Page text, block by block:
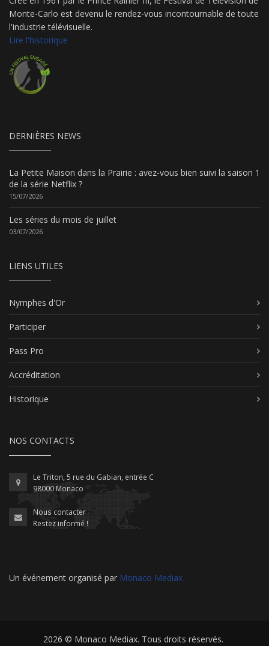
Monte-Carlo est devenu le rendez-vous incontournable de toute
l'industrie télévisuelle.
Lire l'historique
DERNIÈRES NEWS
La Petite Maison dans la Prairie : avez-vous bien suivi la saison 1
de la série Netflix ?
15/07/2026
Les séries du mois de juillet
03/07/2026
LIENS UTILES
Nymphes d'Or
Participer
Pass Pro
Accréditation
Historique
NOS CONTACTS
Le Triton, 5 rue du Gabian, entrée C
98000 Monaco
Nous contacter
Restez informé !
Un événement organisé par Monaco Mediax
2026 © Monaco Mediax. Tous droits réservés.